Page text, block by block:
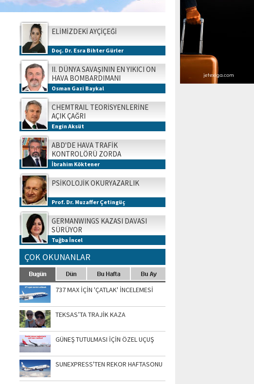
ELİMİZDEKİ AYÇİÇEĞİ
Doç. Dr. Esra Bihter Gürler
II. DÜNYA SAVAŞININ EN YIKICI ON
HAVA BOMBARDIMANI
Osman Gazi Baykal
CHEMTRAIL TEORİSYENLERİNE
AÇIK ÇAĞRI
Engin Aksüt
ABD'DE HAVA TRAFİK
KONTROLÖRÜ ZORDA
İbrahim Köktener
PSİKOLOJİK OKURYAZARLIK
Prof. Dr. Muzaffer Çetingüç
GERMANWINGS KAZASI DAVASI
SÜRÜYOR
Tuğba İncel
ÇOK OKUNANLAR
737 MAX İÇİN 'ÇATLAK' İNCELEMESİ
TEKSAS’TA TRAJİK KAZA
GÜNEŞ TUTULMASI İÇİN ÖZEL UÇUŞ
SUNEXPRESS'TEN REKOR HAFTASONU